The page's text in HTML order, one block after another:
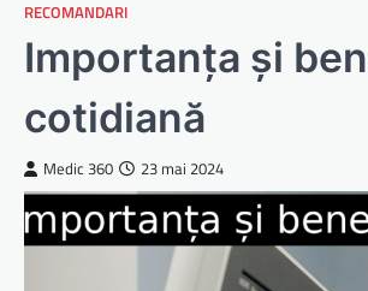
RECOMANDARI
Importanța și
cotidiană
Medic 360 23 mai 2024